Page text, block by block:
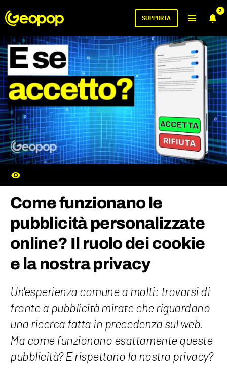
2
SUPPORTA
Come funzionano le
pubblicità personalizzate
online? Il ruolo dei cookie
e la nostra privacy
Un'esperienza comune a molti: trovarsi di
fronte a pubblicità mirate che riguardano
una ricerca fatta in precedenza sul web.
Ma come funzionano esattamente queste
pubblicità? E rispettano la nostra privacy?